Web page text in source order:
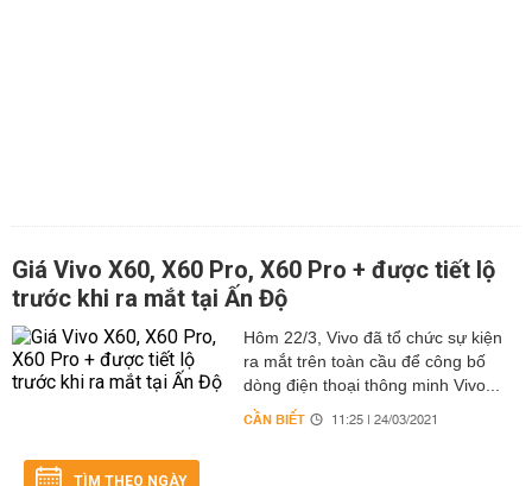
Giá Vivo X60, X60 Pro, X60 Pro + được tiết lộ
trước khi ra mắt tại Ấn Độ
Hôm 22/3, Vivo đã tổ chức sự kiện
ra mắt trên toàn cầu để công bố
dòng điện thoại thông minh Vivo...
CẦN BIẾT 11:25 | 24/03/2021
TÌM THEO NGÀY